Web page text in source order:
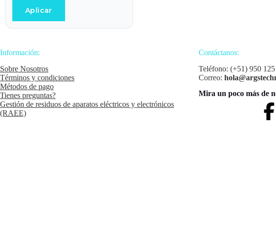
Aplicar
Información:
Sobre Nosotros
Términos y condiciones
Métodos de pago
Tienes preguntas?
Gestión de residuos de aparatos eléctricos y electrónicos
(RAEE)
Contáctanos:
Teléfono: (+51) 950
Correo:
Mira un poco más de